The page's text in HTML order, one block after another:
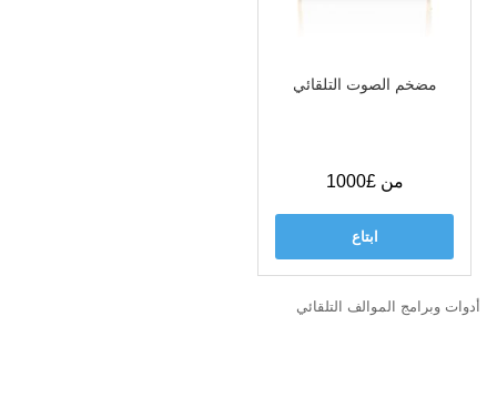
مضخم الصوت التلقائي
من £1000
ابتاع
أدوات وبرامج الموالف التلقائي